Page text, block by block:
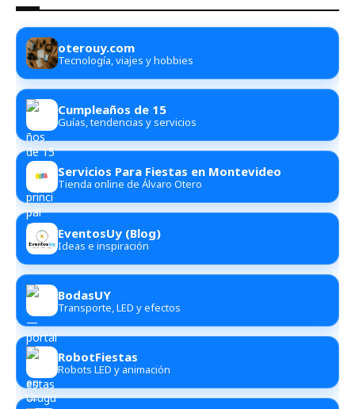
oterouy.com
Tecnología, viajes y hobbies
Cumpleaños de 15
Guías, tendencias y servicios
Servicios Para Fiestas en Montevideo
Tienda online de Álvaro Otero
EventosUy (Blog)
Ideas e inspiración
BodasUY
Transporte, LED y efectos
RobotFiestas
Robots LED y animación